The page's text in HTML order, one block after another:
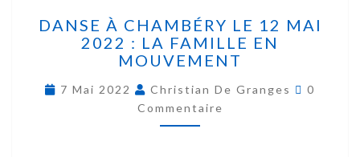
DANSE À CHAMBÉRY LE 12 MAI
2022 : LA FAMILLE EN
MOUVEMENT
7 Mai 2022 Christian De Granges
0
Commentaire